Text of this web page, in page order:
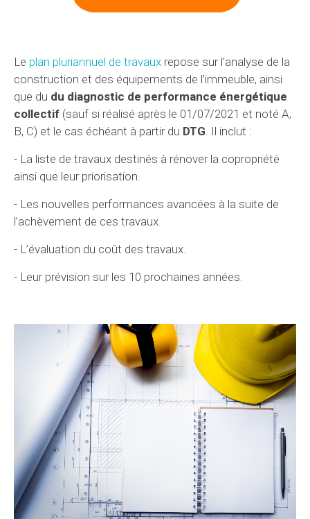
Le plan pluriannuel de travaux repose sur l’analyse de la
construction et des équipements de l’immeuble, ainsi
que du du diagnostic de performance énergétique
collectif (sauf si réalisé après le 01/07/2021 et noté A,
B, C) et le cas échéant à partir du DTG. Il inclut :
- La liste de travaux destinés à rénover la copropriété
ainsi que leur priorisation.
- Les nouvelles performances avancées à la suite de
l’achèvement de ces travaux.
- L’évaluation du coût des travaux.
- Leur prévision sur les 10 prochaines années.